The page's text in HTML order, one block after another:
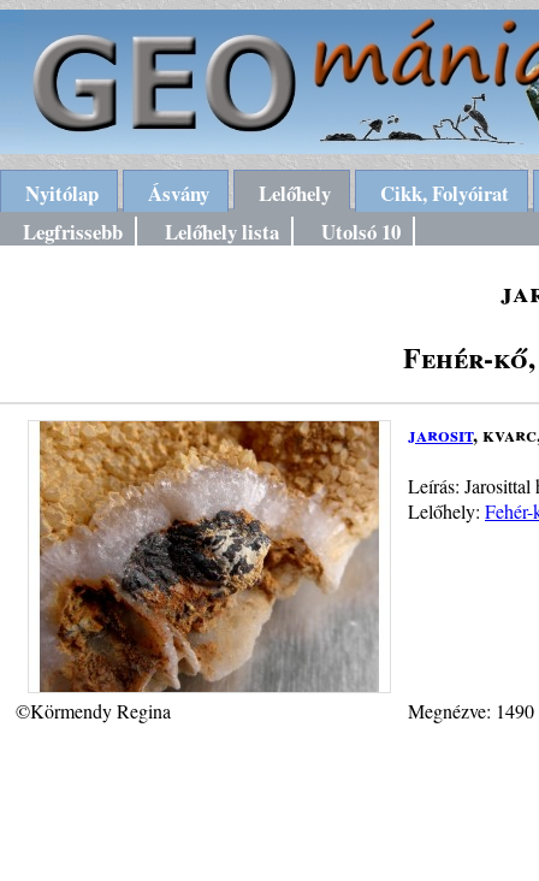
Nyitólap Ásvány Lelőhely
Cikk, Folyóirat
Legfrissebb
Lelőhely lista Utolsó 10
Fehér-
jarosit,
Leírás: Jarosittal
Lelőhely:
©Körmendy Regina Megnézve: